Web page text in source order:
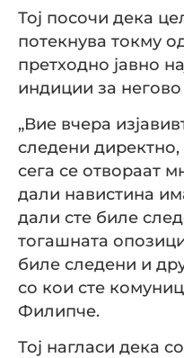
Тој посочи дека
потекнува токму
претходно јавно
индиции за
„Вие вчера
следени директно,
сега се отвораат
дали навистина
дали сте биле
тогашната
биле следени и
со кои сте
Филипче.
Тој нагласи дека